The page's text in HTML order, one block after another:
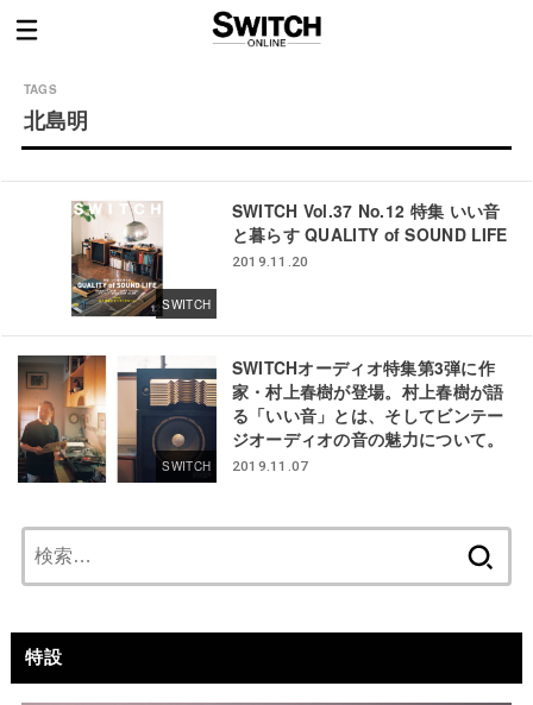
北島明
SWITCH
SWITCH Vol.37 No.12 特集 いい音
と暮らす QUALITY of SOUND LIFE
2019.11.20
SWITCH
SWITCHオーディオ特集第3弾に作
家・村上春樹が登場。村上春樹が語
る「いい音」とは、そしてビンテー
ジオーディオの音の魅力について。
2019.11.07
特設